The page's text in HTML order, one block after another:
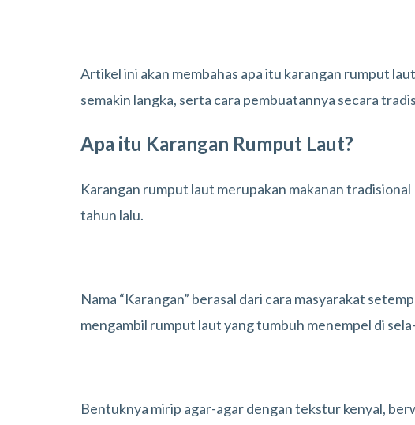
Artikel ini akan membahas apa itu karangan rumput
semakin langka, serta cara pembuatannya secara
Apa itu Karangan Rumput Laut?
Karangan rumput laut merupakan makanan
tahun lalu.
Nama “Karangan” berasal dari cara masyarakat
mengambil rumput laut yang tumbuh menempel di
Bentuknya mirip agar-agar dengan tekstur kenyal,